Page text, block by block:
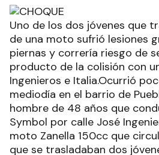
Uno de los dos jóvenes que
de una moto sufrió lesiones
piernas y correría riesgo de
producto de la colisión con
Ingenieros e Italia.Ocurrió
mediodía en el barrio de
hombre de 48 años que
Symbol por calle José
moto Zanella 150cc que
que se trasladaban dos